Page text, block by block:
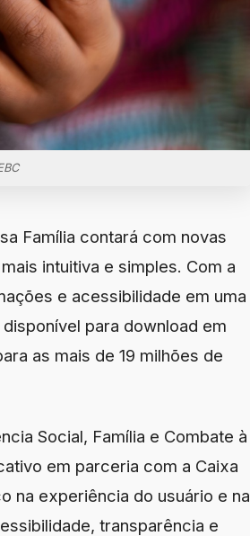
Família contará com novas
intuitiva e simples. Com a
e acessibilidade em uma
para download em
as mais de 19 milhões de
Social, Família e Combate à
em parceria com a Caixa
na experiência do usuário e na
transparência e